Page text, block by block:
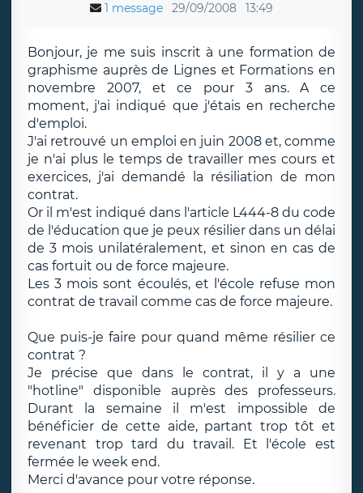
1 message 29/09/2008 13:49
Bonjour, je me suis inscrit à une formation de
graphisme auprès de Lignes et Formations en
novembre 2007, et ce pour 3 ans. A ce
moment, j'ai indiqué que j'étais en recherche
d'emploi.
J'ai retrouvé un emploi en juin 2008 et, comme
je n'ai plus le temps de travailler mes cours et
exercices, j'ai demandé la résiliation de mon
contrat.
Or il m'est indiqué dans l'article L444-8 du code
de l'éducation que je peux résilier dans un délai
de 3 mois unilatéralement, et sinon en cas de
cas fortuit ou de force majeure.
Les 3 mois sont écoulés, et l'école refuse mon
contrat de travail comme cas de force majeure.
Que puis-je faire pour quand même résilier ce
contrat ?
Je précise que dans le contrat, il y a une
"hotline" disponible auprès des professeurs.
Durant la semaine il m'est impossible de
bénéficier de cette aide, partant trop tôt et
revenant trop tard du travail. Et l'école est
fermée le week end.
Merci d'avance pour votre réponse.